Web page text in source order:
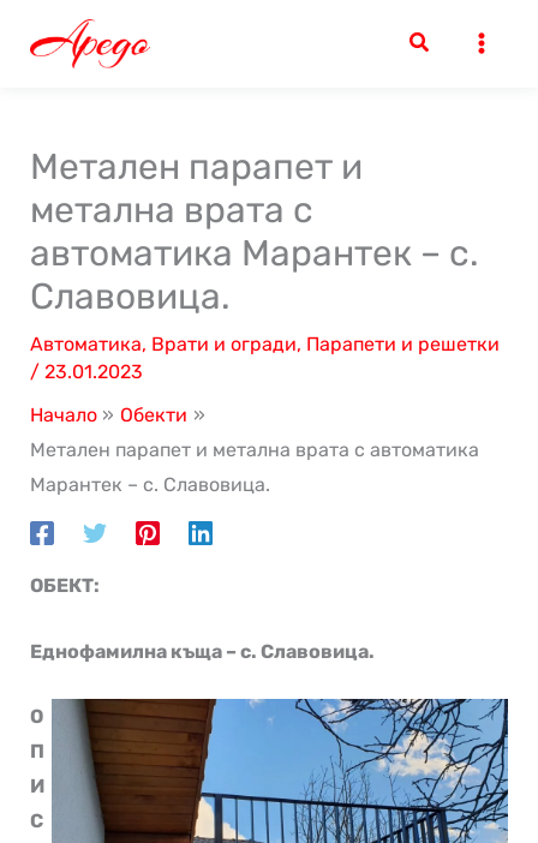
Метален парапет и
метална врата с
автоматика Марантек – с.
Славовица.
Автоматика, Врати и огради, Парапети и решетки
/ 23.01.2023
Начало
Обекти
Метален парапет и метална врата с автоматика
Марантек – с. Славовица.
ОБЕКТ:
Еднофамилна къща – с. Славовица.
О
П
И
С